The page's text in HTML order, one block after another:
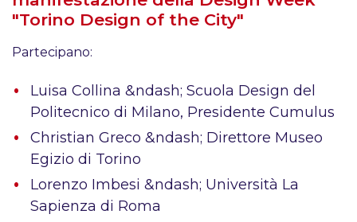
"Torino Design of the City"
Partecipano:
Luisa Collina &ndash; Scuola Design del
Politecnico di Milano, Presidente Cumulus
Christian Greco &ndash; Direttore Museo
Egizio di Torino
Lorenzo Imbesi &ndash; Università La
Sapienza di Roma